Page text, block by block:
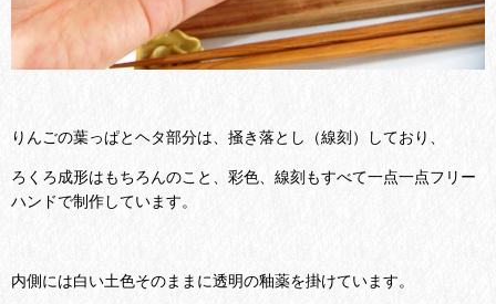
りんごの葉っぱとヘタ部分は、掻き落とし（線刻）しており、
ろくろ成形はもちろんのこと、彩色、線刻もすべて一点一点フリー
ハンドで制作しています。
内側には白い土色そのままに透明の釉薬を掛けています。